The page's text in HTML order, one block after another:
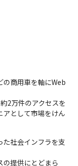
の商用車を軸にWeb
2万件のアクセスを
アとして市場をけん
た社会インフラを支
の提供にとどまら